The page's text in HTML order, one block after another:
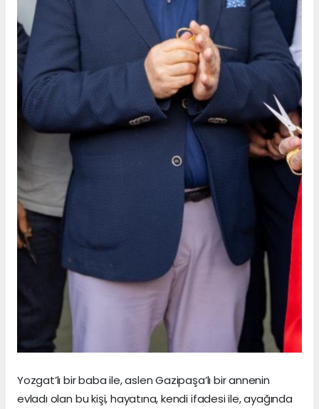
Yozgat’lı bir baba ile, aslen Gazipaşa’lı bir annenin
evladı olan bu kişi, hayatına, kendi ifadesi ile, ayağında